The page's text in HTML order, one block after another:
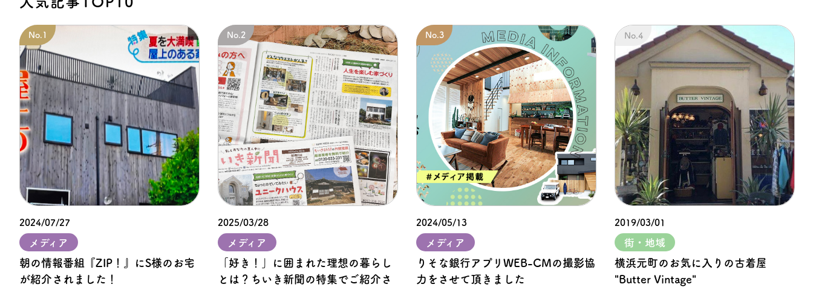
2024/07/27
メディア
朝の情報番組『ZIP！』にS様のお宅
が紹介されました！
2025/03/28
メディア
「好き！」に囲まれた理想の暮らし
とは？ちいき新聞の特集でご紹介さ
2024/05/13
メディア
りそな銀⾏アプリWEB-CMの撮影協
力をさせて頂きました
2019/03/01
街・地域
横浜元町のお気に入りの古着屋
"Butter Vintage"